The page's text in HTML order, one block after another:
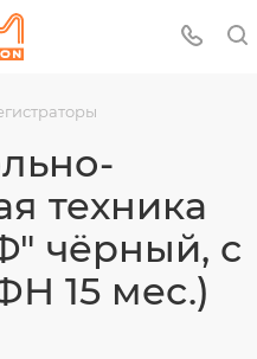
техника
чёрный, с
15 мес.)